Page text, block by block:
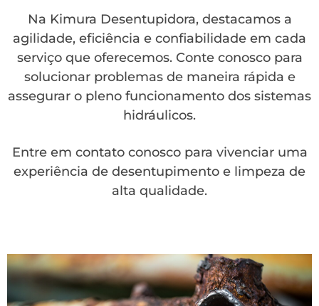
Na Kimura Desentupidora, destacamos a
agilidade, eficiência e confiabilidade em cada
serviço que oferecemos. Conte conosco para
solucionar problemas de maneira rápida e
assegurar o pleno funcionamento dos sistemas
hidráulicos.
Entre em contato conosco para vivenciar uma
experiência de desentupimento e limpeza de
alta qualidade.